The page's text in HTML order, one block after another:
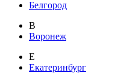
Белгород
В
Воронеж
Е
Екатеринбург